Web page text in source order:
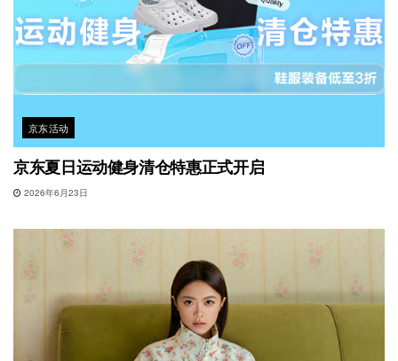
京东活动
京东夏日运动健身清仓特惠正式开启
2026年6月23日